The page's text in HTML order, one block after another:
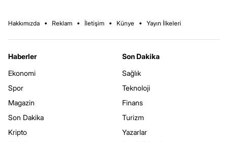
Hakkımızda Reklam İletişim Künye Yayın İlkeleri
Haberler
Ekonomi
Spor
Magazin
Son Dakika
Kripto
Son Dakika
Sağlık
Teknoloji
Finans
Turizm
Yazarlar